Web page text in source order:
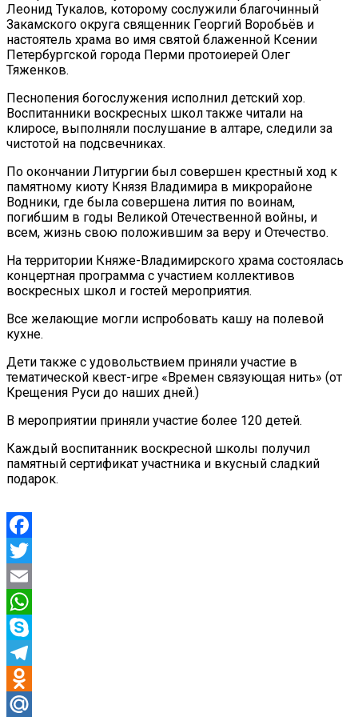
Леонид Тукалов, которому сослужили благочинный
Закамского округа священник Георгий Воробьёв и
настоятель храма во имя святой блаженной Ксении
Петербургской города Перми протоиерей Олег
Тяженков.
Песнопения богослужения исполнил детский хор.
Воспитанники воскресных школ также читали на
клиросе, выполняли послушание в алтаре, следили за
чистотой на подсвечниках.
По окончании Литургии был совершен крестный ход к
памятному киоту Князя Владимира в микрорайоне
Водники, где была совершена лития по воинам,
погибшим в годы Великой Отечественной войны, и
всем, жизнь свою положившим за веру и Отечество.
На территории Княже-Владимирского храма состоялась
концертная программа с участием коллективов
воскресных школ и гостей мероприятия.
Все желающие могли испробовать кашу на полевой
кухне.
Дети также с удовольствием приняли участие в
тематической квест-игре «Времен связующая нить» (от
Крещения Руси до наших дней.)
В мероприятии приняли участие более 120 детей.
Каждый воспитанник воскресной школы получил
памятный сертификат участника и вкусный сладкий
подарок.
Facebook
Twitter
Email
WhatsApp
Skype
Telegram
Odnoklassniki